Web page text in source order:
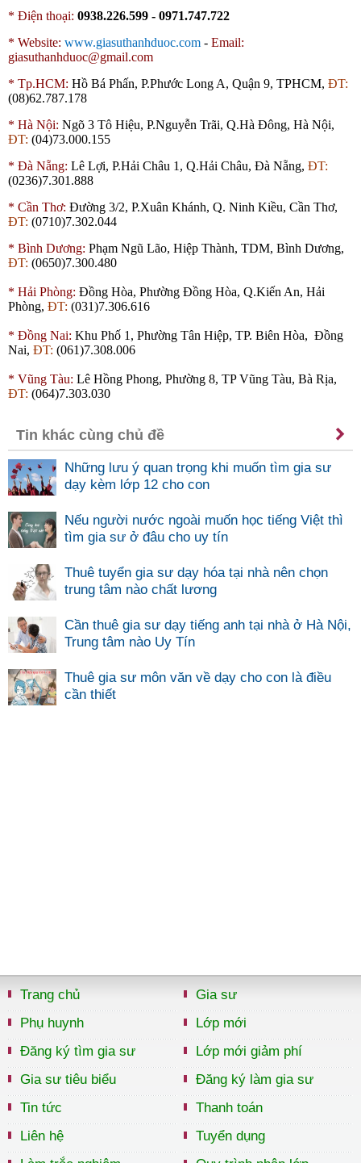
* Điện thoại: 0938.226.599 - 0971.747.722
* Website: www.giasuthanhduoc.com - Email:
giasuthanhduoc@gmail.com
* Tp.HCM: Hồ Bá Phấn, P.Phước Long A, Quận 9, TPHCM, ĐT:
(08)62.787.178
* Hà Nội: Ngõ 3 Tô Hiệu, P.Nguyễn Trãi, Q.Hà Đông, Hà Nội,
ĐT: (04)73.000.155
* Đà Nẵng: Lê Lợi, P.Hải Châu 1, Q.Hải Châu, Đà Nẵng, ĐT:
(0236)7.301.888
* Cần Thơ: Đường 3/2, P.Xuân Khánh, Q. Ninh Kiều, Cần Thơ,
ĐT: (0710)7.302.044
* Bình Dương: Phạm Ngũ Lão, Hiệp Thành, TDM, Bình Dương,
ĐT: (0650)7.300.480
* Hải Phòng: Đồng Hòa, Phường Đồng Hòa, Q.Kiến An, Hải
Phòng, ĐT: (031)7.306.616
* Đồng Nai: Khu Phố 1, Phường Tân Hiệp, TP. Biên Hòa, Đồng
Nai, ĐT: (061)7.308.006
* Vũng Tàu: Lê Hồng Phong, Phường 8, TP Vũng Tàu, Bà Rịa,
ĐT: (064)7.303.030
Tin khác cùng chủ đề
Những lưu ý quan trọng khi muốn tìm gia sư
dạy kèm lớp 12 cho con
Nếu người nước ngoài muốn học tiếng Việt thì
tìm gia sư ở đâu cho uy tín
Thuê tuyển gia sư dạy hóa tại nhà nên chọn
trung tâm nào chất lương
Cần thuê gia sư dạy tiếng anh tại nhà ở Hà Nội,
Trung tâm nào Uy Tín
Thuê gia sư môn văn về dạy cho con là điều
cần thiết
Trang chủ
Phụ huynh
Đăng ký tìm gia sư
Gia sư tiêu biểu
Tin tức
Liên hệ
Gia sư
Lớp mới
Lớp mới giảm phí
Đăng ký làm gia sư
Thanh toán
Tuyển dụng